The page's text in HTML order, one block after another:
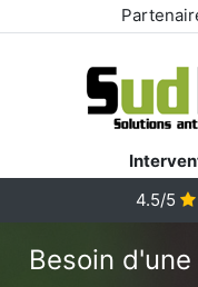
4.5/5
Besoin